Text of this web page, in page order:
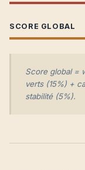
SCORE GLOBAL
Score global =
verts (15%) +
stabilité (5%).